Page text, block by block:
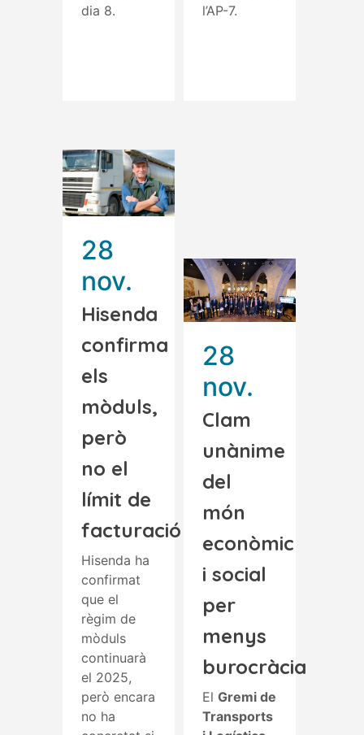
dia 8.
l’AP-7.
28
nov.
Hisenda
confirma
els
mòduls,
però
no el
límit de
facturació
Hisenda ha
confirmat
que el
règim de
mòduls
continuarà
el 2025,
però encara
no ha
28
nov.
Clam
unànime
del
món
econòmic
i social
per
menys
burocràcia
El Gremi de
Transports